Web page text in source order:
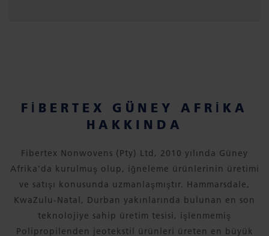
FIBERTEX GÜNEY AFRIKA
HAKKINDA
Fibertex Nonwovens (Pty) Ltd, 2010 yılında Güney
Afrika’da kurulmuş olup, iğneleme ürünlerinin üretimi
ve satışı konusunda uzmanlaşmıştır. Hammarsdale,
KwaZulu-Natal, Durban yakınlarında bulunan en son
teknolojiye sahip üretim tesisi, işlenmemiş
Polipropilenden jeotekstil ürünleri üreten en büyük